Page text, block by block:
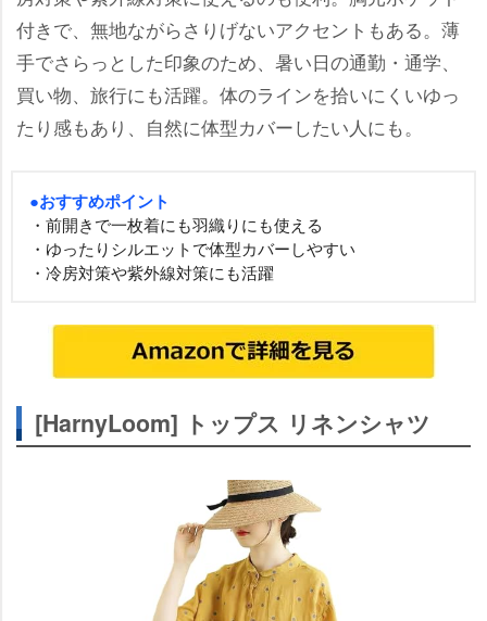
付きで、無地ながらさりげないアクセントもある。薄
手でさらっとした印象のため、暑い日の通勤・通学、
買い物、旅行にも活躍。体のラインを拾いにくいゆっ
たり感もあり、自然に体型カバーしたい人にも。
●おすすめポイント
・前開きで一枚着にも羽織りにも使える
・ゆったりシルエットで体型カバーしやすい
・冷房対策や紫外線対策にも活躍
[HarnyLoom] トップス リネンシャツ